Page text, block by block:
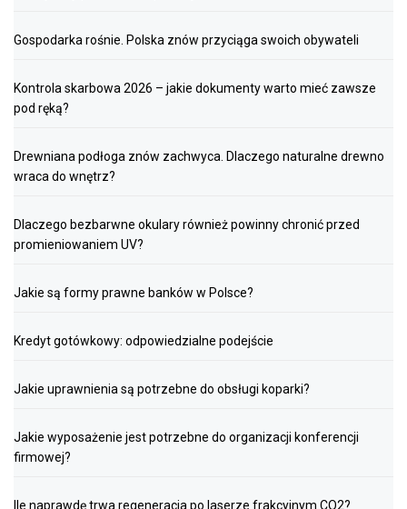
Gospodarka rośnie. Polska znów przyciąga swoich obywateli
Kontrola skarbowa 2026 – jakie dokumenty warto mieć zawsze
pod ręką?
Drewniana podłoga znów zachwyca. Dlaczego naturalne drewno
wraca do wnętrz?
Dlaczego bezbarwne okulary również powinny chronić przed
promieniowaniem UV?
Jakie są formy prawne banków w Polsce?
Kredyt gotówkowy: odpowiedzialne podejście
Jakie uprawnienia są potrzebne do obsługi koparki?
Jakie wyposażenie jest potrzebne do organizacji konferencji
firmowej?
Ile naprawdę trwa regeneracja po laserze frakcyjnym CO2?